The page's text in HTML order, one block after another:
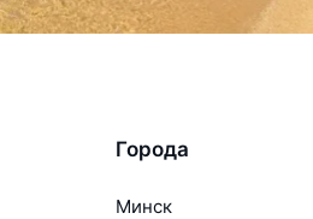
Города
Минск